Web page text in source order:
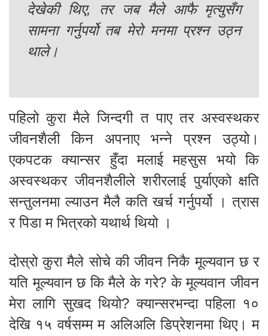
देखेकी थिए, तर जब मैले आफै मृत्युसँग
सामना गर्नुपर्यो तब मेरो मनमा प्रश्न उठ्न
थाले।
पहिलो कुरा मैले जिन्दगी त पाए तर अस्वस्थकर
जीवनशैली किन अपनाए भन्ने प्रश्न उठ्यो।
एकपटक क्यान्सर हुँदा मलाई महसुस भयो कि
अस्वस्थकर जीवनशैलीले शरीरलाई पुर्याएको क्षति
सन्तुलनमा ल्याउन मैलै कति खर्च गर्नुपर्यो । त्रास
र पिडा म भित्रको यथार्थ थियो ।
दोस्रो कुरा मैले सोचे की जीवन निकै मूल्यवान छ र
यति मूल्यवान छ कि मैले के गरे? के मूल्यवान जीवन
मेरा लागि सुखद थियो? क्यान्सरभन्दा पहिला १०
देखि १५ वर्षसम्म म अलिअलि डिप्रेशनमा थिए। म